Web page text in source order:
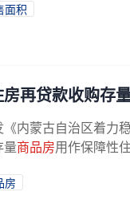
面积
再贷款收购存
内蒙古自治区着力
量商品房用作保障性
房